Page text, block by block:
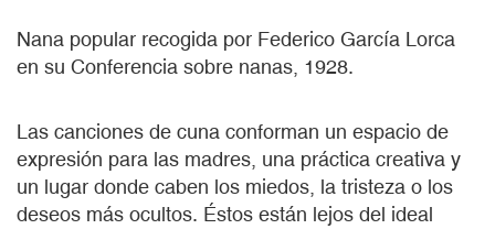
Nana popular recogida por Federico García Lorca
en su Conferencia sobre nanas, 1928.
Las canciones de cuna conforman un espacio de
expresión para las madres, una práctica creativa y
un lugar donde caben los miedos, la tristeza o los
deseos más ocultos. Éstos están lejos del ideal